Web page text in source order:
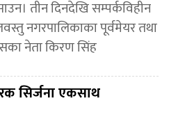
तीन दिनदेखि सम्पर्कविहीन
नगरपालिकाका पूर्वमेयर तथा
नेता किरण सिंह
सिर्जना एकसाथ